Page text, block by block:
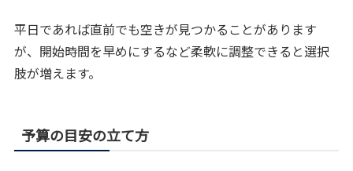
平日であれば直前でも空きが見つかることがあります
が、開始時間を早めにするなど柔軟に調整できると選択
肢が増えます。
予算の目安の立て方